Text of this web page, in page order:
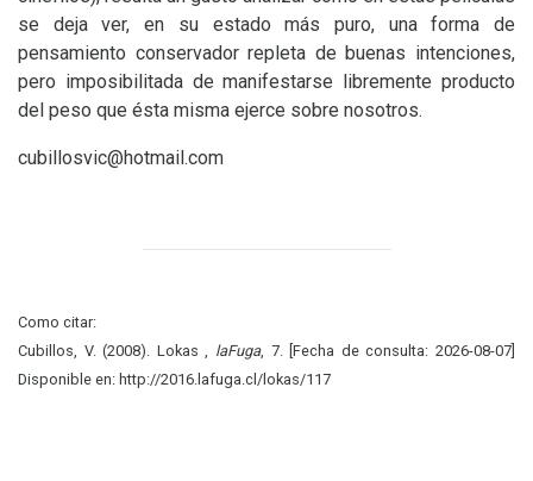
se deja ver, en su estado más puro, una forma de
pensamiento conservador repleta de buenas intenciones,
pero imposibilitada de manifestarse libremente producto
del peso que ésta misma ejerce sobre nosotros.
cubillosvic@hotmail.com
Como citar:
Cubillos, V. (2008). Lokas , laFuga, 7. [Fecha de consulta: 2026-08-07]
Disponible en: http://2016.lafuga.cl/lokas/117